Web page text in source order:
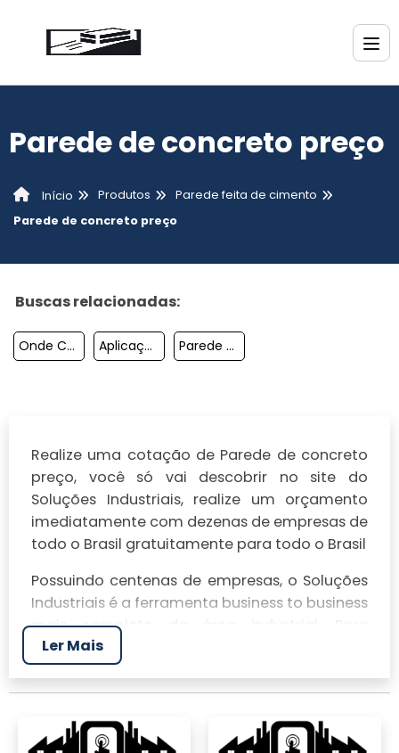
Parede de concreto preço
Início Produtos
Parede feita de cimento
Parede de concreto preço
Buscas relacionadas:
Onde Comprar Parede De Cimento Queimado Aplicação De Cimento Queimado Parede De Concreto Preço
Realize uma cotação de Parede de concreto
preço, você só vai descobrir no site do
Soluções Industriais, realize um orçamento
imediatamente com dezenas de empresas de
todo o Brasil gratuitamente para todo o Brasil
Possuindo centenas de empresas, o Soluções
Industriais é a ferramenta business to business
mais completo da área industrial. Para
realizar um orçamento de Parede de concreto
preço, clique em um ou mais dos anuciantes
a seguir:
Ler Mais